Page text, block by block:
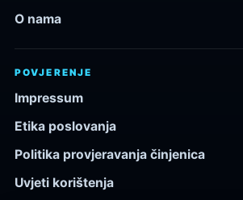
O nama
POVJERENJE
Impressum
Etika poslovanja
Politika provjeravanja činjenica
Uvjeti korištenja